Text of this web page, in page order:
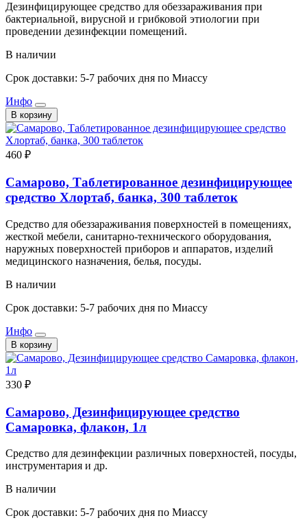
Дезинфицирующее средство для обеззараживания при
бактериальной, вирусной и грибковой этиологии при
проведении дезинфекции помещений.
В наличии
Срок доставки: 5-7 рабочих дня по Миассу
Инфо
В корзину
460 ₽
Самарово, Таблетированное дезинфицирующее
средство Хлортаб, банка, 300 таблеток
Средство для обеззараживания поверхностей в помещениях,
жесткой мебели, санитарно-технического оборудования,
наружных поверхностей приборов и аппаратов, изделий
медицинского назначения, белья, посуды.
В наличии
Срок доставки: 5-7 рабочих дня по Миассу
Инфо
В корзину
330 ₽
Самарово, Дезинфицирующее средство
Самаровка, флакон, 1л
Средство для дезинфекции различных поверхностей, посуды,
инструментария и др.
В наличии
Срок доставки: 5-7 рабочих дня по Миассу